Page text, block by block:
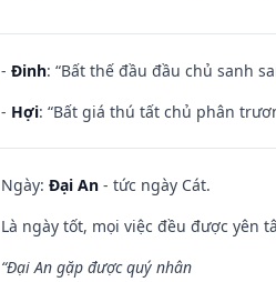
- Đinh: “Bất thế đầu đầu chủ sanh
- Hợi: “Bất giá thú tất chủ phân
Ngày: Đại An - tức ngày Cát.
Là ngày tốt, mọi việc đều được yên
“Đại An gặp được quý nhân